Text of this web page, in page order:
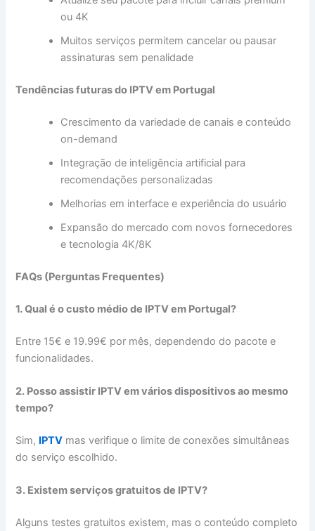
ou 4K
Muitos serviços permitem cancelar ou pausar
assinaturas sem penalidade
Tendências futuras do IPTV em Portugal
Crescimento da variedade de canais e conteúdo
on-demand
Integração de inteligência artificial para
recomendações personalizadas
Melhorias em interface e experiência do usuário
Expansão do mercado com novos fornecedores
e tecnologia 4K/8K
FAQs (Perguntas Frequentes)
1. Qual é o custo médio de IPTV em Portugal?
Entre 15€ e 19.99€ por mês, dependendo do pacote e
funcionalidades.
2. Posso assistir IPTV em vários dispositivos ao mesmo
tempo?
Sim, IPTV mas verifique o limite de conexões simultâneas
do serviço escolhido.
3. Existem serviços gratuitos de IPTV?
Alguns testes gratuitos existem, mas o conteúdo completo